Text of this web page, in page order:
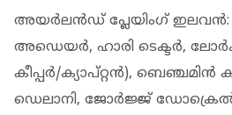
അയർലൻഡ് പ്ലേയിംഗ് ഇലവൻ:
അഡെയർ, ഹാരി ടെക്ടർ,
കീപ്പർ/ക്യാപ്റ്റൻ), ബെഞ്ചമിൻ
ഡെലാനി, ജോർജ്ജ് ഡോക്രെൽ,